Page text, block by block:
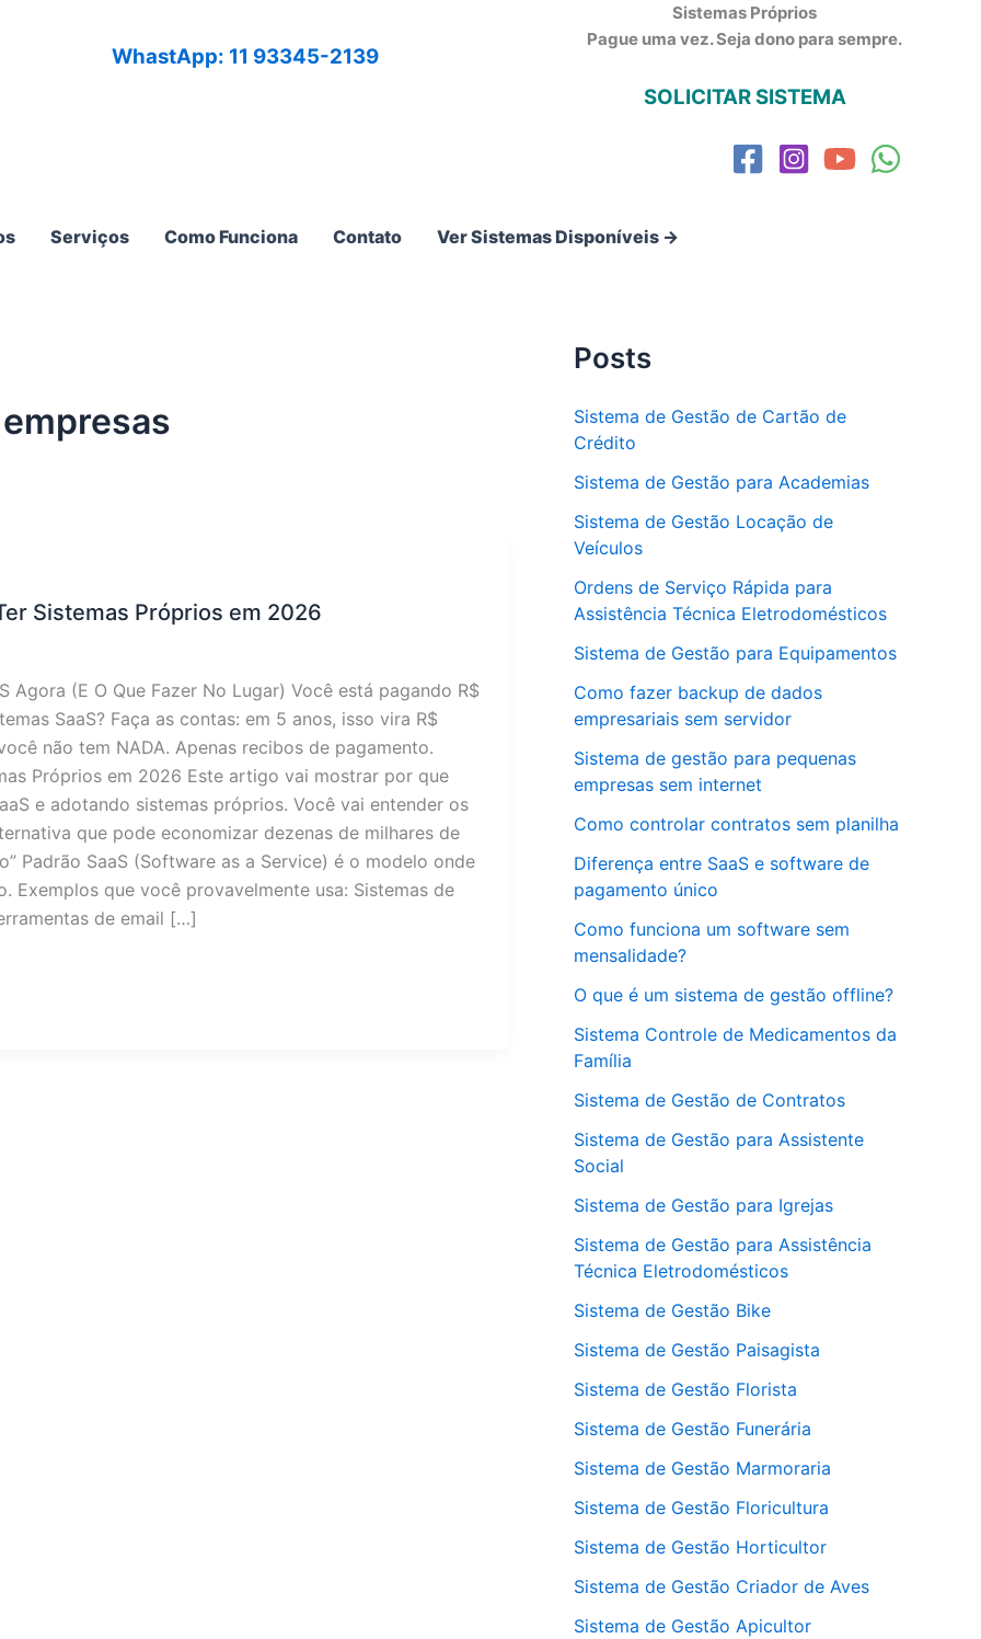
WhastApp: 11 93345-2139
Sistemas Próprios
Pague uma vez. Seja dono para sempre.
SOLICITAR SISTEMA
Serviços Como Funciona Contato Ver Sistemas Disponíveis →
Sistemas Próprios em 2026
Agora (E O Que Fazer No Lugar) Você está pagando R$
SaaS? Faça as contas: em 5 anos, isso vira R$
não tem NADA. Apenas recibos de pagamento.
Próprios em 2026 Este artigo vai mostrar por que
e adotando sistemas próprios. Você vai entender os
que pode economizar dezenas de milhares de
Padrão SaaS (Software as a Service) é o modelo onde
que você provavelmente usa: Sistemas de
de email […]
Posts
Sistema de Gestão de Cartão de
Crédito
Sistema de Gestão para Academias
Sistema de Gestão Locação de
Veículos
Ordens de Serviço Rápida para
Assistência Técnica Eletrodomésticos
Sistema de Gestão para Equipamentos
Como fazer backup de dados
empresariais sem servidor
Sistema de gestão para pequenas
empresas sem internet
Como controlar contratos sem planilha
Diferença entre SaaS e software de
pagamento único
Como funciona um software sem
mensalidade?
O que é um sistema de gestão offline?
Sistema Controle de Medicamentos da
Família
Sistema de Gestão de Contratos
Sistema de Gestão para Assistente
Social
Sistema de Gestão para Igrejas
Sistema de Gestão para Assistência
Técnica Eletrodomésticos
Sistema de Gestão Bike
Sistema de Gestão Paisagista
Sistema de Gestão Florista
Sistema de Gestão Funerária
Sistema de Gestão Marmoraria
Sistema de Gestão Floricultura
Sistema de Gestão Horticultor
Sistema de Gestão Criador de Aves
Sistema de Gestão Apicultor